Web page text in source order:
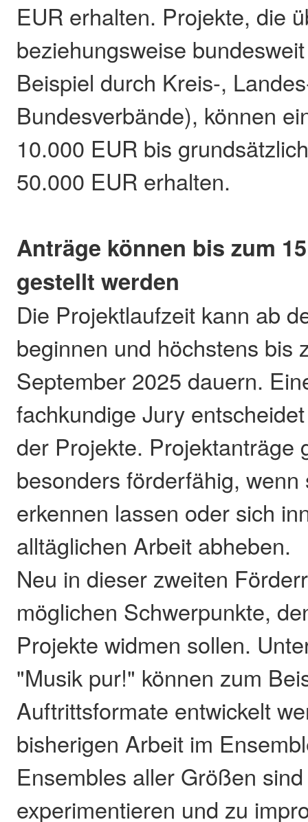
EUR erhalten. Projekte, die
beziehungsweise
Beispiel durch Kreis-,
Bundesverbände), können
10.000 EUR bis
50.000 EUR erhalten.
Anträge können bis zum
gestellt werden
Die Projektlaufzeit kann ab
beginnen und höchstens bis
September 2025 dauern.
fachkundige Jury
der Projekte. Projektanträge
besonders förderfähig,
erkennen lassen oder sich
alltäglichen Arbeit abheben.
Neu in dieser zweiten
möglichen Schwerpunkte,
Projekte widmen sollen.
"Musik pur!" können zum
Auftrittsformate entwickelt
bisherigen Arbeit im
Ensembles aller Größen
experimentieren und zu